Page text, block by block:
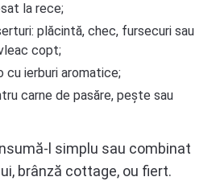
la rece;
plăcintă, chec, fursecuri sau
copt;
ierburi aromatice;
carne de pasăre, pește sau
l simplu sau combinat
brânză cottage, ou fiert.